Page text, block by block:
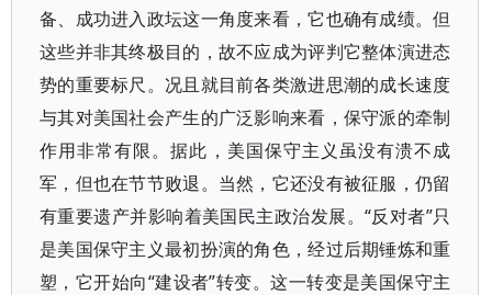
备、成功进入政坛这一角度来看，它也确有成绩。但
这些并非其终极目的，故不应成为评判它整体演进态
势的重要标尺。况且就目前各类激进思潮的成长速度
与其对美国社会产生的广泛影响来看，保守派的牵制
作用非常有限。据此，美国保守主义虽没有溃不成
军，但也在节节败退。当然，它还没有被征服，仍留
有重要遗产并影响着美国民主政治发展。“反对者”只
是美国保守主义最初扮演的角色，经过后期锤炼和重
塑，它开始向“建设者”转变。这一转变是美国保守主